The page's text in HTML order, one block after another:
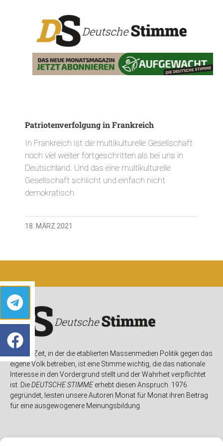
Patriotenverfolgung in Frankreich
In Frankreich ist die multikulturelle Gesellschaft
noch viel weiter fortgeschritten als bei uns in
Deutschland. Und das eine multikulturelle
Gesellschaft schlicht und einfach nicht
demokratisch
18. MÄRZ 2021
In einer Zeit, in der die etablierten Massenmedien Politik gegen das
eigene Volk betreiben, ist eine Stimme wichtig, die das nationale
Interesse in den Vordergrund stellt und der Wahrheit verpflichtet
ist. DieDEUTSCHE STIMMEerhebt diesen Anspruch. 1976
gegründet, leisten unsere Autoren Monat für Monat ihren Beitrag
für eine ausgewogenere Meinungsbildung.